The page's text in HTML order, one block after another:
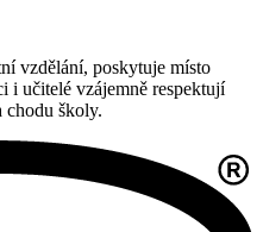
vzdělání, poskytuje místo
i učitelé vzájemně respektují
chodu školy.